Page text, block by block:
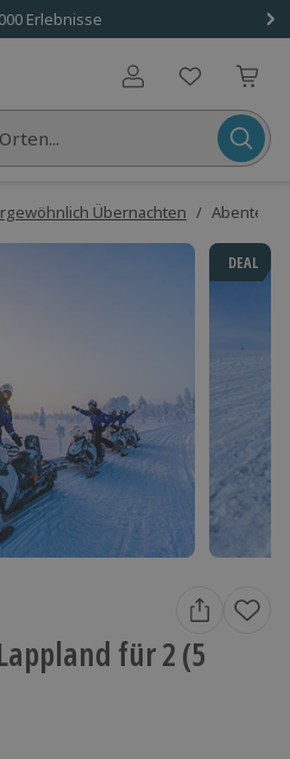
Erlebnisse
Benutzerkonto
Übernachten /
DEAL
für 2 (5